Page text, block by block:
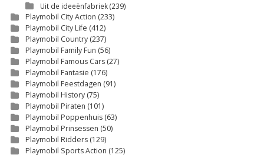
Uit de ideeënfabriek(239)
Playmobil City Action (233)
Playmobil City Life (412)
Playmobil Country (237)
Playmobil Family Fun (56)
Playmobil Famous Cars (27)
Playmobil Fantasie (176)
Playmobil Feestdagen (91)
Playmobil History (75)
Playmobil Piraten (101)
Playmobil Poppenhuis (63)
Playmobil Prinsessen (50)
Playmobil Ridders (129)
Playmobil Sports Action (125)